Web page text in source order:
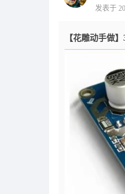
发表于
【花雕动手做